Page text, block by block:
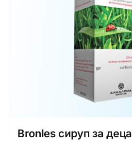
Bronles сируп за деца